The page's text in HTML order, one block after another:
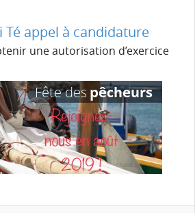
Té appel à candidature
une autorisation d’exercice